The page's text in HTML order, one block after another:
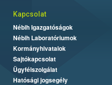
Kapcsolat
Nébih Igazgatóságok
Nébih Laboratóriumok
Kormányhivatalok
Sajtókapcsolat
Ügyfélszolgálat
Hatósági jogsegély